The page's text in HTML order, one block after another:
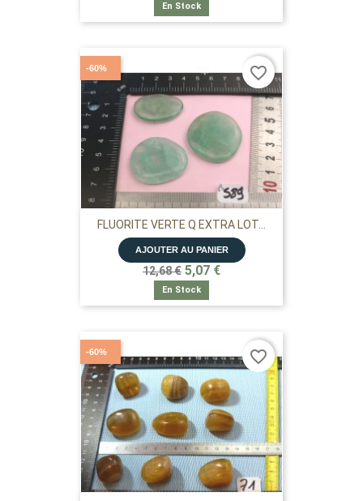
En Stock
FLUORITE VERTE Q EXTRA LOT...
AJOUTER AU PANIER
12,68 € 5,07 €
En Stock
-60% favorite_border
-60% favorite_border